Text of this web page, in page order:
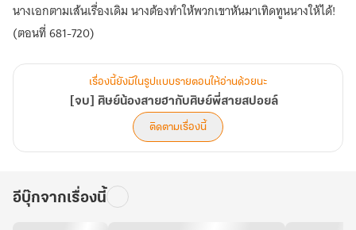
นางเอกตามเส้นเรื่องเดิม นางต้องทำให้พวกเขาหันมาเทิดทูนนางให้ได้!
(ตอนที่ 681-720)
เรื่องนี้ยังมีในรูปแบบรายตอนให้อ่านด้วยนะ
[จบ] ศิษย์น้องสายฮากับศิษย์พี่สายสปอยล์
ติดตามเรื่องนี้
อีบุ๊กจากเรื่องนี้